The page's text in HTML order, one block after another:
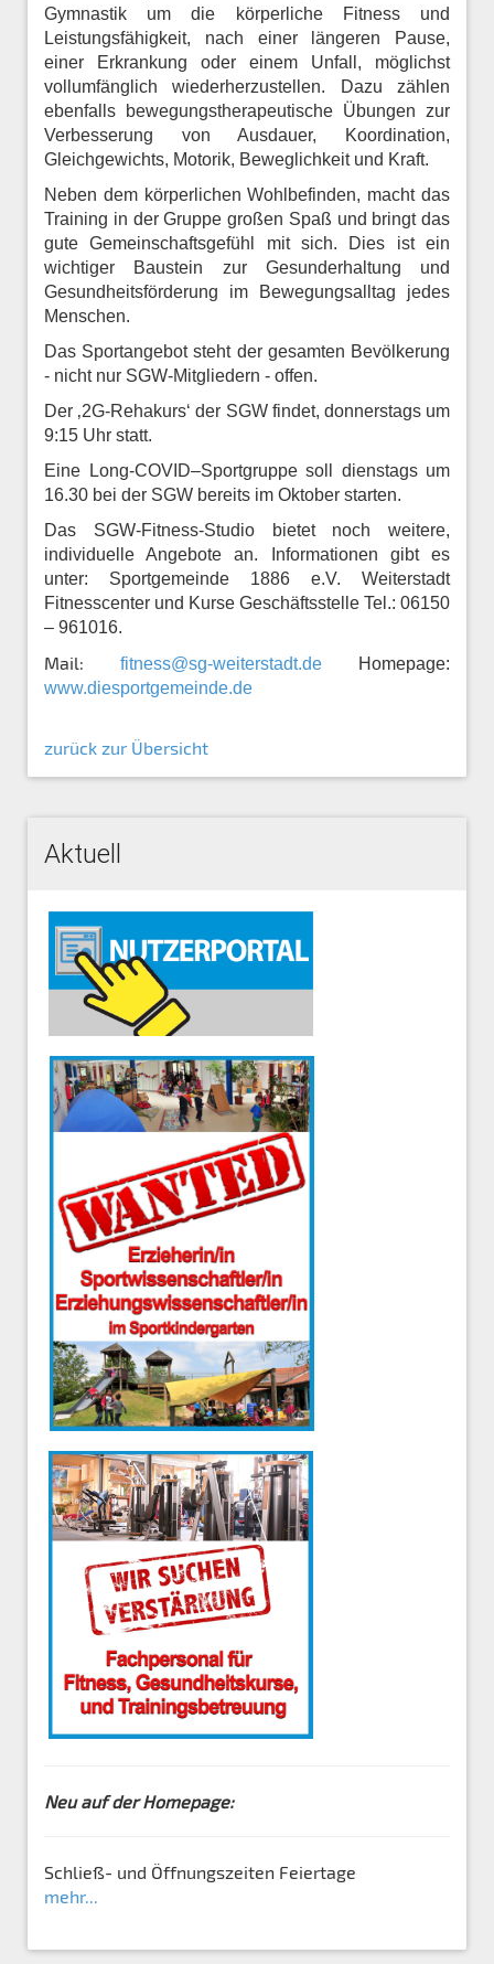
Gymnastik um die körperliche Fitness und
Leistungsfähigkeit, nach einer längeren Pause,
einer Erkrankung oder einem Unfall, möglichst
vollumfänglich wiederherzustellen. Dazu zählen
ebenfalls bewegungstherapeutische Übungen zur
Verbesserung von Ausdauer, Koordination,
Gleichgewichts, Motorik, Beweglichkeit und Kraft.
Neben dem körperlichen Wohlbefinden, macht das
Training in der Gruppe großen Spaß und bringt das
gute Gemeinschaftsgefühl mit sich. Dies ist ein
wichtiger Baustein zur Gesunderhaltung und
Gesundheitsförderung im Bewegungsalltag jedes
Menschen.
Das Sportangebot steht der gesamten Bevölkerung
- nicht nur SGW-Mitgliedern - offen.
Der ‚2G-Rehakurs‘ der SGW findet, donnerstags um
9:15 Uhr statt.
Eine Long-COVID–Sportgruppe soll dienstags um
16.30 bei der SGW bereits im Oktober starten.
Das SGW-Fitness-Studio bietet noch weitere,
individuelle Angebote an. Informationen gibt es
unter: Sportgemeinde 1886 e.V. Weiterstadt
Fitnesscenter und Kurse Geschäftsstelle Tel.: 06150
– 961016.
Mail: fitness@sg-weiterstadt.de Homepage:
www.diesportgemeinde.de
zurück zur Übersicht
Aktuell
Neu auf der Homepage:
Schließ- und Öffnungszeiten Feiertage
mehr...